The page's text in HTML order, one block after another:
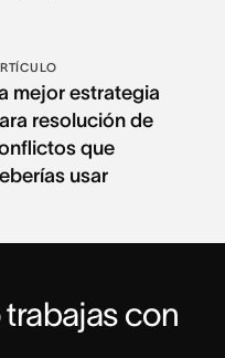
mejor estrategia
resolución de
que
usar
con